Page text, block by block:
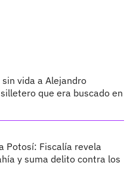
vida a Alejandro
que era buscado en
Potosí: Fiscalía revela
y suma delito contra los